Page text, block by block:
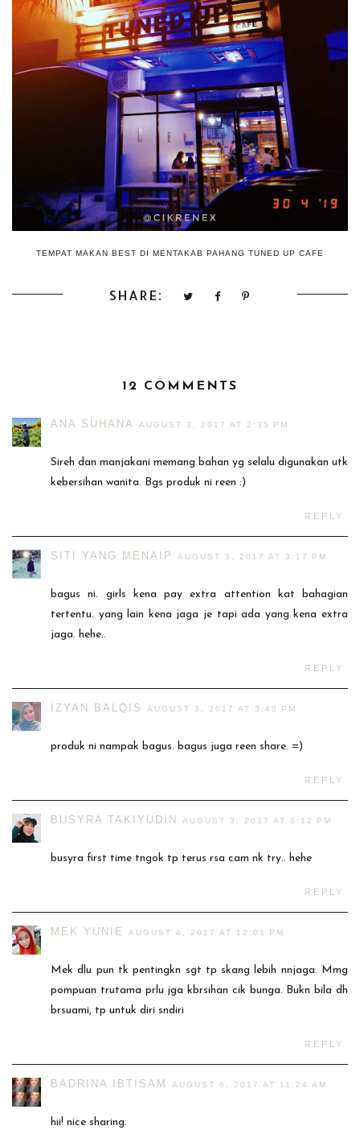
TEMPAT MAKAN BEST DI MENTAKAB PAHANG TUNED UP CAFE
SHARE:
12 COMMENTS
ANA SUHANA AUGUST 3, 2017 AT 2:35 PM
Sireh dan manjakani memang bahan yg selalu digunakan utk
kebersihan wanita. Bgs produk ni reen :)
REPLY
SITI YANG MENAIP AUGUST 3, 2017 AT 3:17 PM
bagus ni. girls kena pay extra attention kat bahagian
tertentu. yang lain kena jaga je tapi ada yang kena extra
jaga. hehe..
REPLY
IZYAN BALQIS AUGUST 3, 2017 AT 3:48 PM
produk ni nampak bagus. bagus juga reen share. =)
REPLY
BUSYRA TAKIYUDIN AUGUST 3, 2017 AT 6:12 PM
busyra first time tngok tp terus rsa cam nk try.. hehe
REPLY
MEK YUNIE AUGUST 4, 2017 AT 12:01 PM
Mek dlu pun tk pentingkn sgt tp skang lebih nnjaga. Mmg
pompuan trutama prlu jga kbrsihan cik bunga. Bukn bila dh
brsuami, tp untuk diri sndiri
REPLY
BADRINA IBTISAM AUGUST 6, 2017 AT 11:24 AM
hii! nice sharing.